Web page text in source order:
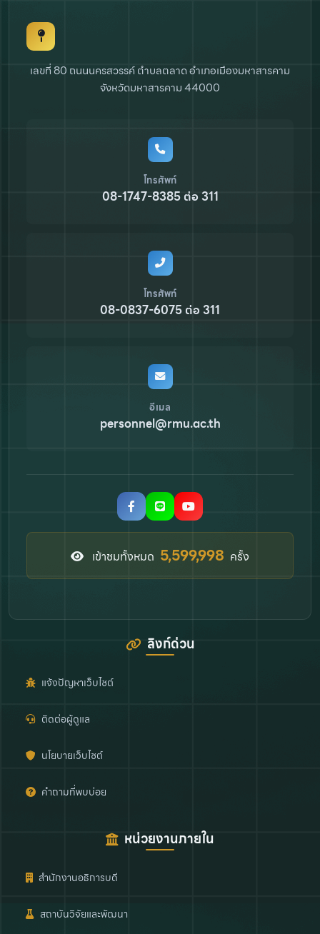
เลขที่ 80 ถนนนครสวรรค์ ตำบลตลาดอำเภอเมืองมหาสารคาม
จังหวัดมหาสารคาม 44000
โทรศัพท์
08-1747-8385 ต่อ 311
โทรศัพท์
08-0837-6075 ต่อ 311
อีเมล
personnel@rmu.ac.th
เข้าชมทั้งหมด 6,330,433 ครั้ง
ลิงก์ด่วน
แจ้งปัญหาเว็บไซต์
ติดต่อผู้ดูแล
นโยบายเว็บไซต์
คำถามที่พบบ่อย
หน่วยงานภายใน
สำนักงานอธิการบดี
สถาบันวิจัยและพัฒนา